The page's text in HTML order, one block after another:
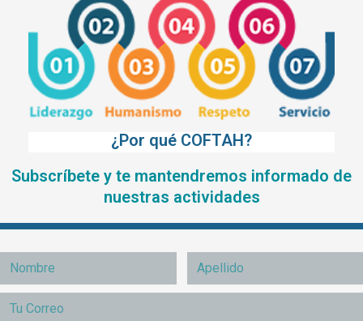
¿Por qué COFTAH?
Subscríbete y te mantendremos informado de
nuestras actividades